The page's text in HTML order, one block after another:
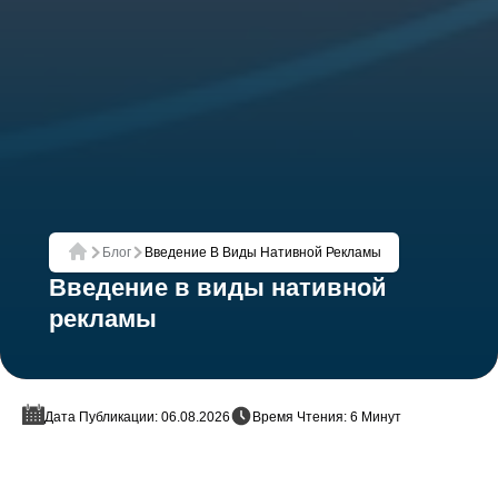
Главная
Блог Введение В Виды Нативной Рекламы
Введение в виды нативной
рекламы
Дата Публикации: 06.08.2026 Время Чтения: 6 Минут